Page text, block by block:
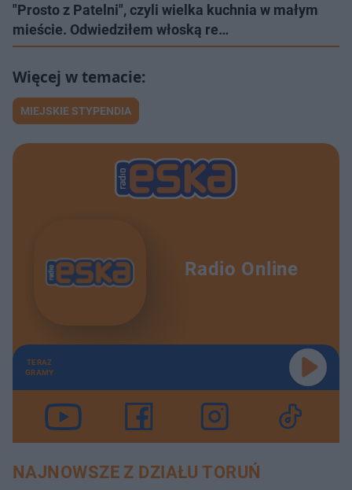
"Prosto z Patelni", czyli wielka kuchnia w małym
mieście. Odwiedziłem włoską re…
MIEJSKIE STYPENDIA
Radio Online
TERAZ
GRAMY
NAJNOWSZE Z DZIAŁU TORUŃ